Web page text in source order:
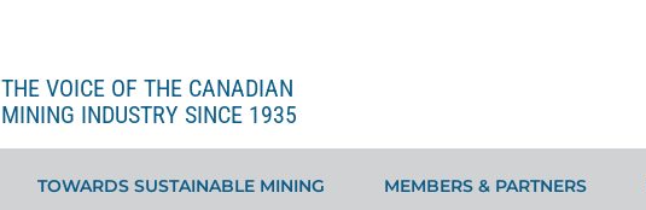
THE VOICE OF THE CANADIAN
MINING INDUSTRY SINCE 1935
TOWARDS SUSTAINABLE MINING MEMBERS & PARTNERS